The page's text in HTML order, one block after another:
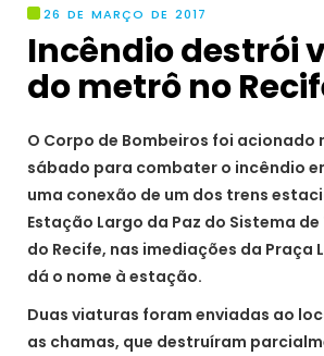
26 DE MARÇO DE 2017
Incêndio destrói
do metrô no
O Corpo de Bombeiros foi acionado
sábado para combater o incêndio
uma conexão de um dos trens
Estação Largo da Paz do Sistema de
do Recife, nas imediações da Praça
dá o nome à estação.
Duas viaturas foram enviadas ao
as chamas, que destruíram